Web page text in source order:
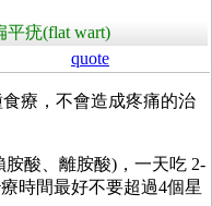
平疣(flat wart)
quote
療，不會造成疼痛的治
胺酸、離胺酸)，一天吃 2-
時間最好不要超過4個星